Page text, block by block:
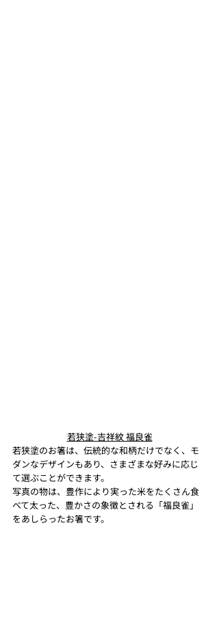
若狭塗-吉祥紋 福良雀
若狭塗のお箸は、伝統的な和柄だけでなく、モ
ダンなデザインもあり、さまざまな好みに応じ
て選ぶことができます。
写真の物は、豊作により実った米をたくさん食
べて太った、豊かさの象徴とされる「福良雀」
をあしらったお箸です。